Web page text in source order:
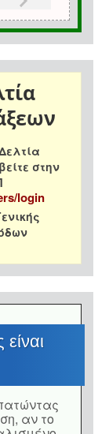
στην
login
αν το